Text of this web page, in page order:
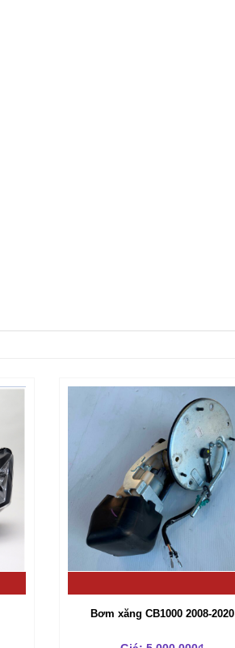
Bơm xăng CB1000 2008-2020